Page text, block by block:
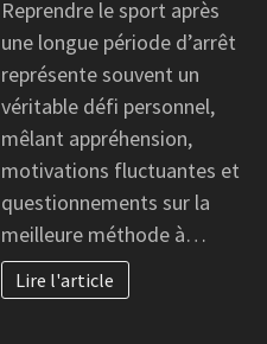
Reprendre le sport après
une longue période d’arrêt
représente souvent un
véritable défi personnel,
mêlant appréhension,
motivations fluctuantes et
questionnements sur la
meilleure méthode à…
Lire l'article